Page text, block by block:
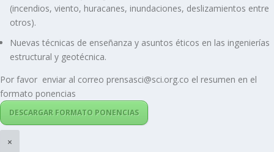
(incendios, viento, huracanes, inundaciones, deslizamientos entre
otros).
Nuevas técnicas de enseñanza y asuntos éticos en las ingenierías
estructural y geotécnica.
Por favor enviar al correo prensasci@sci.org.co el resumen en el
formato ponencias
DESCARGAR FORMATO PONENCIAS
×